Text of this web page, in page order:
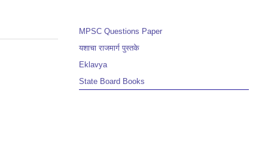
MPSC Questions Paper
यशाचा राजमार्ग पुस्तके
Eklavya
State Board Books